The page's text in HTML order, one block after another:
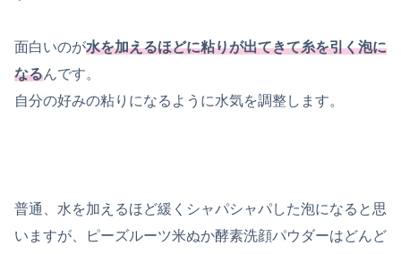
面白いのが水を加えるほどに粘りが出てきて糸を引く泡に
なるんです。
自分の好みの粘りになるように水気を調整します。
普通、水を加えるほど緩くシャパシャパした泡になると思
いますが、ピーズルーツ米ぬか酵素洗顔パウダーはどんど